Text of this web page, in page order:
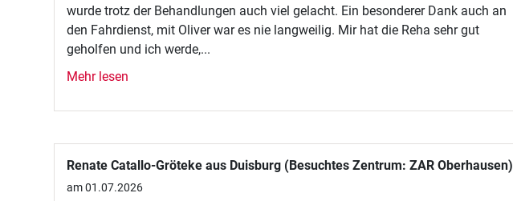
wurde trotz der Behandlungen auch viel gelacht. Ein besonderer Dank auch an
den Fahrdienst, mit Oliver war es nie langweilig. Mir hat die Reha sehr gut
geholfen und ich werde,...
Mehr lesen
Renate Catallo-Gröteke aus Duisburg (Besuchtes Zentrum: ZAR Oberhausen)
am 01.07.2026